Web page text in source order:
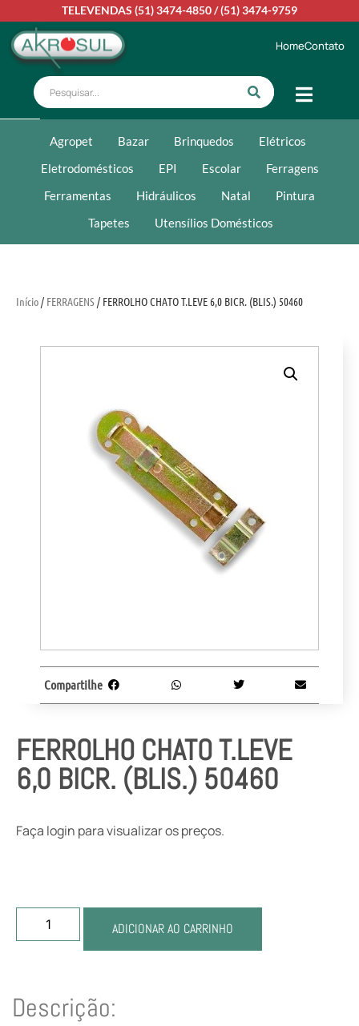
TELEVENDAS (51) 3474-4850/(51) 3474-9759
HomeContato
Agropet Bazar Brinquedos
Elétricos
Eletrodomésticos
EPI Escolar
Ferragens
Ferramentas
Hidráulicos Natal
Pintura
Tapetes
Utensílios Domésticos
Início/ FERRAGENS/ FERROLHO CHATO T.LEVE 6,0 BICR. (BLIS.) 50460
FERROLHO CHATO T.LEVE
6,0 BICR. (BLIS.) 50460
Faça login para visualizar os preços.
ADICIONAR AO CARRINHO
Compartilhe
Descrição: